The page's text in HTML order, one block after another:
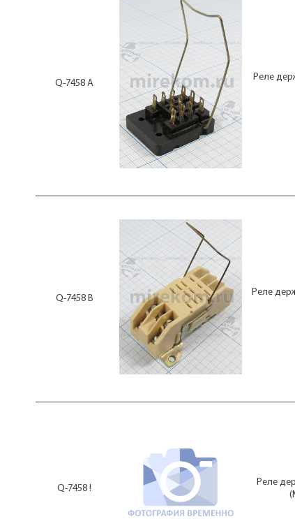
Q-7458 А
Реле
Q-7458 В
Реле
Q-7458 !
Реле